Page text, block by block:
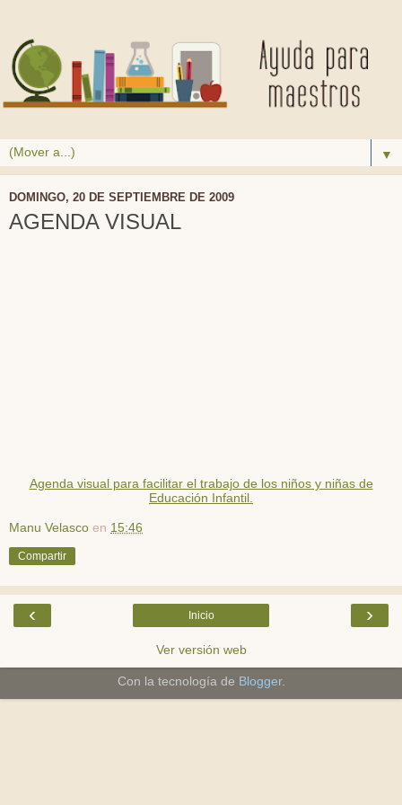
▼
DOMINGO, 20 DE SEPTIEMBRE DE 2009
AGENDA VISUAL
Agenda visual para facilitar el trabajo de los niños y niñas de
Educación Infantil.
Manu Velasco en 15:46
Compartir
‹ ›
Inicio
Ver versión web
Con la tecnología de Blogger.